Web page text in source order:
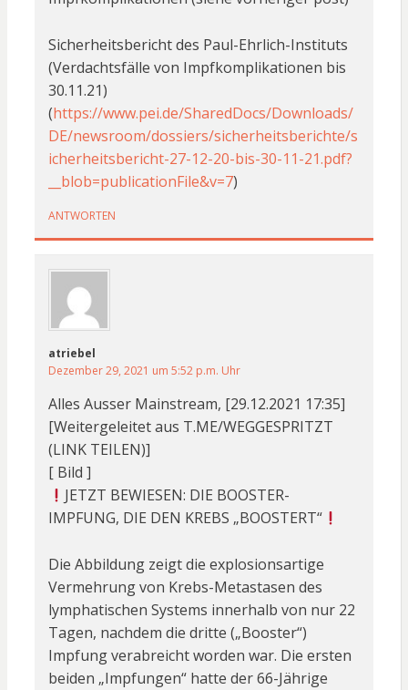
Sicherheitsbericht des Paul-Ehrlich-Instituts
(Verdachtsfälle von Impfkomplikationen bis
30.11.21)
(https://www.pei.de/SharedDocs/Downloads/
DE/newsroom/dossiers/sicherheitsberichte/s
icherheitsbericht-27-12-20-bis-30-11-21.pdf?
__blob=publicationFile&v=7)
ANTWORTEN
atriebel
Dezember 29, 2021 um 5:52 p.m. Uhr
Alles Ausser Mainstream, [29.12.2021 17:35]
[Weitergeleitet aus T.ME/WEGGESPRITZT
(LINK TEILEN)]
[ Bild ]
JETZT BEWIESEN: DIE BOOSTER-
IMPFUNG, DIE DEN KREBS „BOOSTERT“
Die Abbildung zeigt die explosionsartige
Vermehrung von Krebs-Metastasen des
lymphatischen Systems innerhalb von nur 22
Tagen, nachdem die dritte („Booster“)
Impfung verabreicht worden war. Die ersten
beiden „Impfungen“ hatte der 66-Jährige